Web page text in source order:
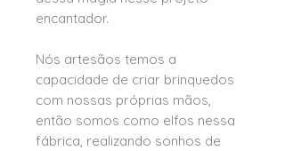
encantador.
Nós artesãos temos a
capacidade de criar brinquedos
com nossas próprias mãos,
então somos como elfos nessa
fábrica, realizando sonhos de